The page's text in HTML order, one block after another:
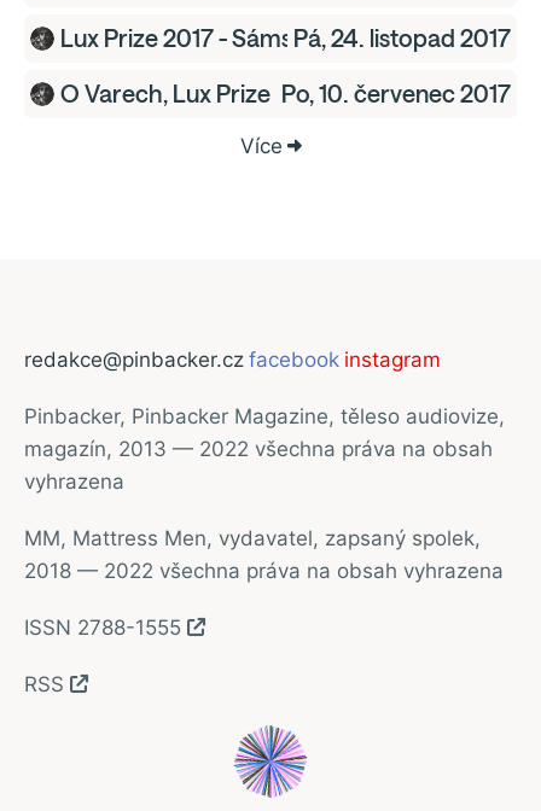
Lux Prize 2017 - Sámská krev skóruje Blog
Pá, 24. listopad 2017
O Varech, Lux Prize a tak... Blog
Po, 10. červenec 2017
Více
redakce@pinbacker.cz facebook instagram
Pinbacker, Pinbacker Magazine, těleso audiovize,
magazín, 2013 — 2022 všechna práva na obsah
vyhrazena
MM, Mattress Men, vydavatel, zapsaný spolek,
2018 — 2022 všechna práva na obsah vyhrazena
ISSN 2788-1555
RSS